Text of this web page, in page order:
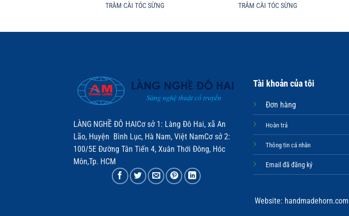
TRÂM CÀI TÓC SỪNG TRÂM CÀI TÓC SỪNG
LÀNG NGHỀ ĐÔ HAICơ sở 1: Làng Đô Hai, xã An
Lão, Huyện Bình Lục, Hà Nam, Việt NamCơ sở 2:
100/5E Đường Tân Tiến 4, Xuân Thới Đông, Hóc
Môn,Tp. HCM
Tài khoản của tôi
Đơn hàng
Hoàn trả
Thông tin cá nhân
Email đã đăng ký
Website: handmadehorn.com